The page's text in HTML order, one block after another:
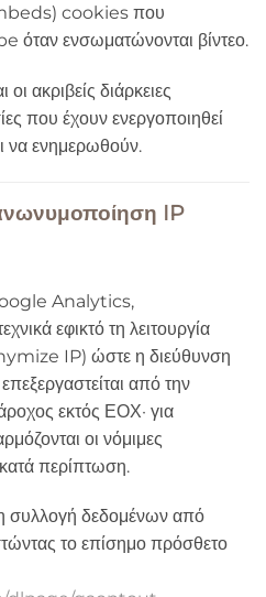
cookies που
όταν ενσωματώνονται βίντεο.
ακριβείς διάρκειες
που έχουν ενεργοποιηθεί
να ενημερωθούν.
IP
Analytics,
εφικτό τη λειτουργία
IP) ώστε η διεύθυνση
από την
εκτός ΕΟΧ· για
οι νόμιμες
περίπτωση.
συλλογή δεδομένων από
το επίσημο πρόσθετο